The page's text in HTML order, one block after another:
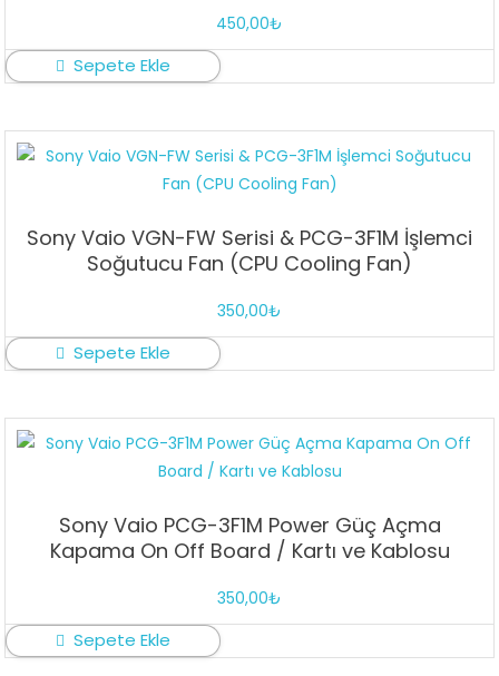
450,00₺
Sepete Ekle
Sony Vaio VGN-FW Serisi & PCG-3F1M İşlemci
Soğutucu Fan (CPU Cooling Fan)
350,00₺
Sepete Ekle
Sony Vaio PCG-3F1M Power Güç Açma
Kapama On Off Board / Kartı ve Kablosu
350,00₺
Sepete Ekle